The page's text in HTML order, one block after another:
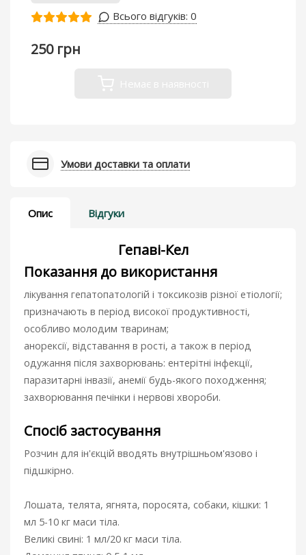
Всього відгуків: 0
250 грн
Умови доставки та оплати
Опис Відгуки
Гепаві-Кел
Показання до використання
лікування гепатопатологій і токсикозів різної етіології;
призначають в період високої продуктивності,
особливо молодим тваринам;
анорексії, відставання в рості, а також в період
одужання після захворювань: ентерітні інфекції,
паразитарні інвазії, анемії будь-якого походження;
захворювання печінки і нервові хвороби.
Спосіб застосування
Розчин для ін'єкцій вводять внутрішньом'язово і
підшкірно.
Лошата, телята, ягнята, поросята, собаки, кішки: 1
мл 5-10 кг маси тіла.
Великі свині: 1 мл/20 кг маси тіла.